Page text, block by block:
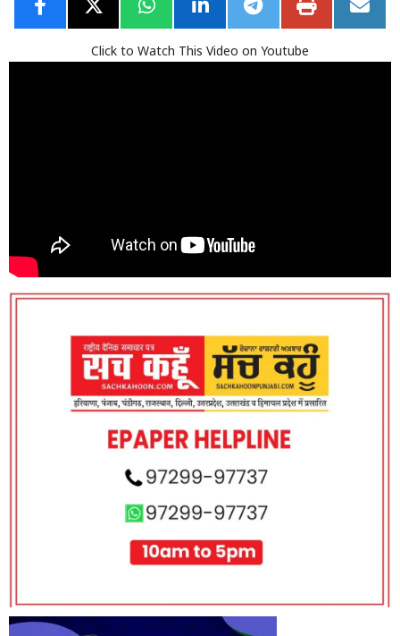
Click to Watch This Video on Youtube